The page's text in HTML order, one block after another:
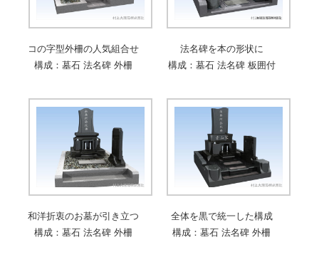
コの字型外柵の人気組合せ
構成：墓石 法名碑 外柵
法名碑を本の形状に
構成：墓石 法名碑 板囲付
和洋折衷のお墓が引き立つ
構成：墓石 法名碑 外柵
全体を黒で統一した構成
構成：墓石 法名碑 外柵